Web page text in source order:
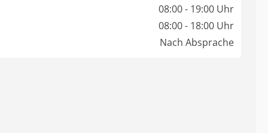
08:00 - 19:00 Uhr
08:00 - 18:00 Uhr
Nach Absprache